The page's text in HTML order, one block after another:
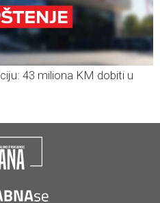
43 miliona KM dobiti u